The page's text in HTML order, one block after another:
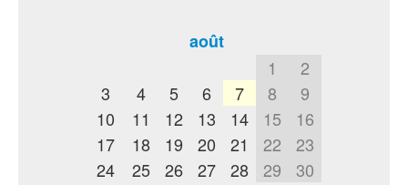
août
1
2
3
4 5 6 7 8
9
10
11 12 13 14 15
16
17
18 19 20 21 22
23
24
25 26 27 28 29 30